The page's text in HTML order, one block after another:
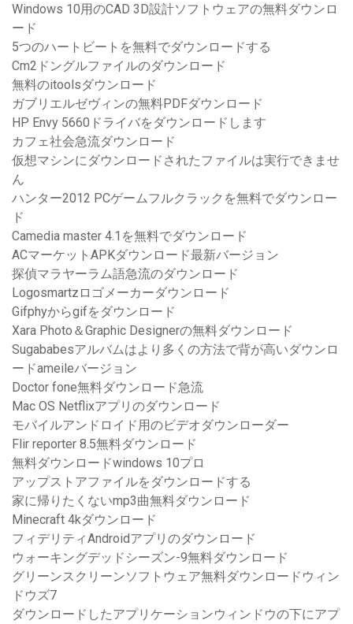
Windows 10用のCAD 3D設計ソフトウェアの無料ダウンロ
ード
5つのハートビートを無料でダウンロードする
Cm2ドングルファイルのダウンロード
無料のitoolsダウンロード
ガブリエルゼヴィンの無料PDFダウンロード
HP Envy 5660ドライバをダウンロードします
カフェ社会急流ダウンロード
仮想マシンにダウンロードされたファイルは実行できませ
ん
ハンター2012 PCゲームフルクラックを無料でダウンロー
ド
Camedia master 4.1を無料でダウンロード
ACマーケットAPKダウンロード最新バージョン
探偵マラヤーラム語急流のダウンロード
Logosmartzロゴメーカーダウンロード
Gifphyからgifをダウンロード
Xara Photo＆Graphic Designerの無料ダウンロード
Sugababesアルバムはより多くの方法で背が高いダウンロ
ードameileバージョン
Doctor fone無料ダウンロード急流
Mac OS Netflixアプリのダウンロード
モバイルアンドロイド用のビデオダウンローダー
Flir reporter 8.5無料ダウンロード
無料ダウンロードwindows 10プロ
アップストアファイルをダウンロードする
家に帰りたくないmp3曲無料ダウンロード
Minecraft 4kダウンロード
フィデリティAndroidアプリのダウンロード
ウォーキングデッドシーズン-9無料ダウンロード
グリーンスクリーンソフトウェア無料ダウンロードウィン
ドウズ7
ダウンロードしたアプリケーションウィンドウの下にアプ